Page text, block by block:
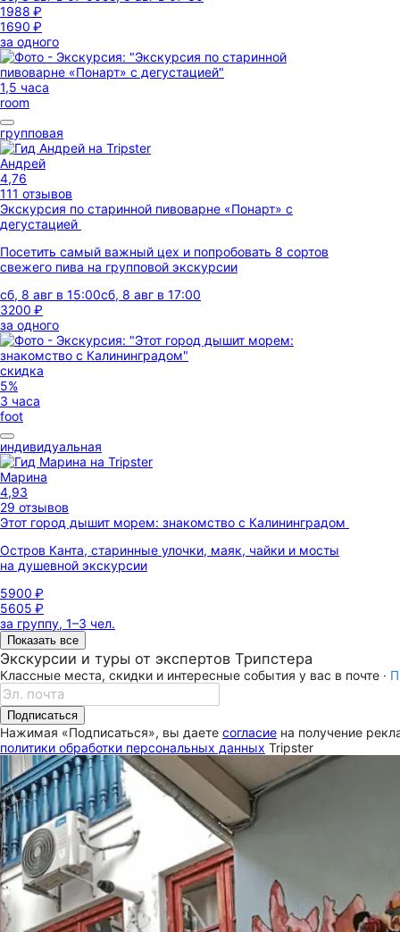
1988 ₽
1690 ₽
за одного
1,5 часа
room
групповая
Андрей
4,76
111 отзывов
Экскурсия по старинной пивоварне «Понарт» с
дегустацией
Посетить самый важный цех и попробовать 8 сортов
свежего пива на групповой экскурсии
сб, 8 авг в 15:00сб, 8 авг в 17:00
3200 ₽
за одного
скидка
5%
3 часа
foot
индивидуальная
Марина
4,93
29 отзывов
Этот город дышит морем: знакомство с Калининградом
Остров Канта, старинные улочки, маяк, чайки и мосты
на душевной экскурсии
5900 ₽
5605 ₽
за группу, 1–3 чел.
Показать все
Экскурсии и туры от экспертов Трипстера
Классные места, скидки и интересные события у вас в почте ·
Подписаться
Нажимая «Подписаться», вы даете согласие на получение
политики обработки персональных данных Tripster